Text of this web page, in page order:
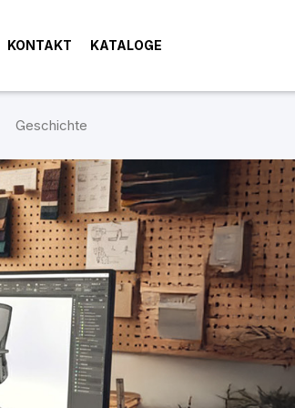
KONTAKT KATALOGE
Geschichte